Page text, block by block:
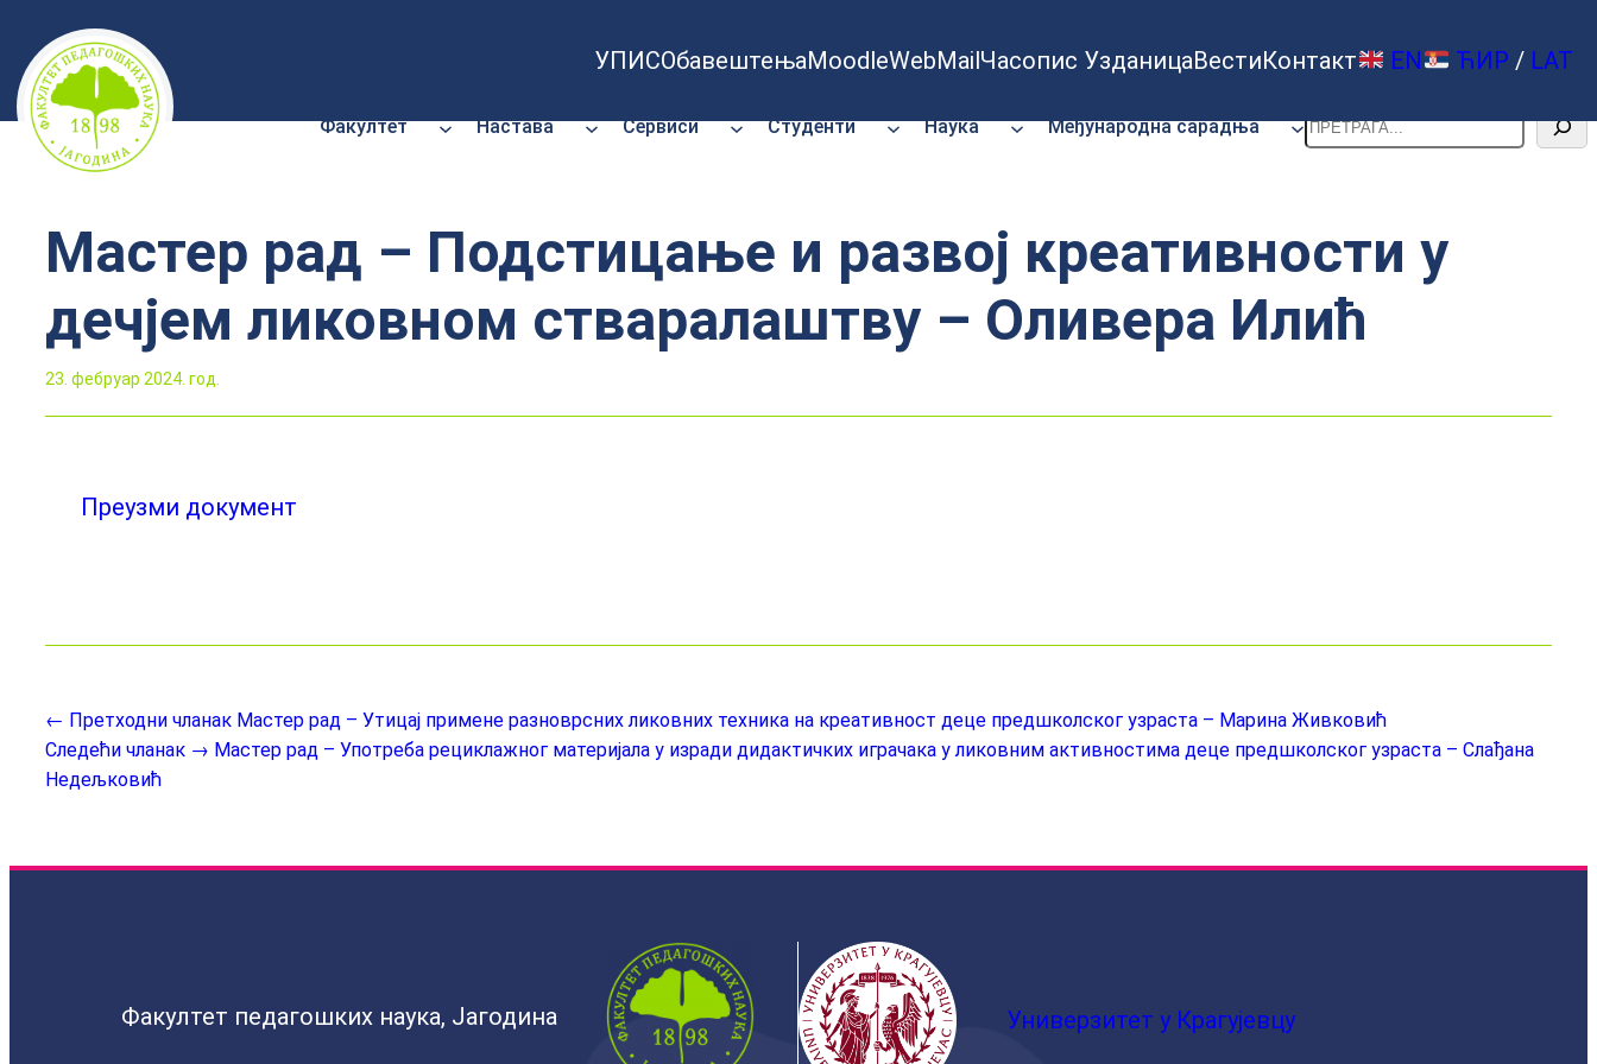
Скочи
на
садржај
УПИСОбавештењаMoodleWebMailЧасопис УзданицаВестиКонтакт EN ЋИР / LAT
Факултет Настава Сервиси Студенти Наука Међународна сарадња Претрага
Мастер рад – Подстицање и развој креативности у
дечјем ликовном стваралаштву – Оливера Илић
23. фебруар 2024. год.
Преузми документ
← Претходни чланак Мастер рад – Утицај примене разноврсних ликовних техника на креативност деце предшколског узраста – Марина Живковић
Следећи чланак → Мастер рад – Употреба рециклажног материјала у изради дидактичких играчака у ликовним активностима деце предшколског узраста – Слађана
Недељковић
Факултет педагошких наука, Јагодина Универзитет у Крагујевцу